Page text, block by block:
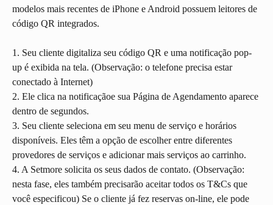
modelos mais recentes de iPhone e Android possuem leitores de
código QR integrados.
1. Seu cliente digitaliza seu código QR e uma notificação pop-
up é exibida na tela. (Observação: o telefone precisa estar
conectado à Internet)
2. Ele clica na notificaçãoe sua Página de Agendamento aparece
dentro de segundos.
3. Seu cliente seleciona em seu menu de serviço e horários
disponíveis. Eles têm a opção de escolher entre diferentes
provedores de serviços e adicionar mais serviços ao carrinho.
4. A Setmore solicita os seus dados de contato. (Observação:
nesta fase, eles também precisarão aceitar todos os T&Cs que
você especificou) Se o cliente já fez reservas on-line, ele pode